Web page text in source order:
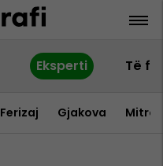
Eksperti Të
Ferizaj Gjakova